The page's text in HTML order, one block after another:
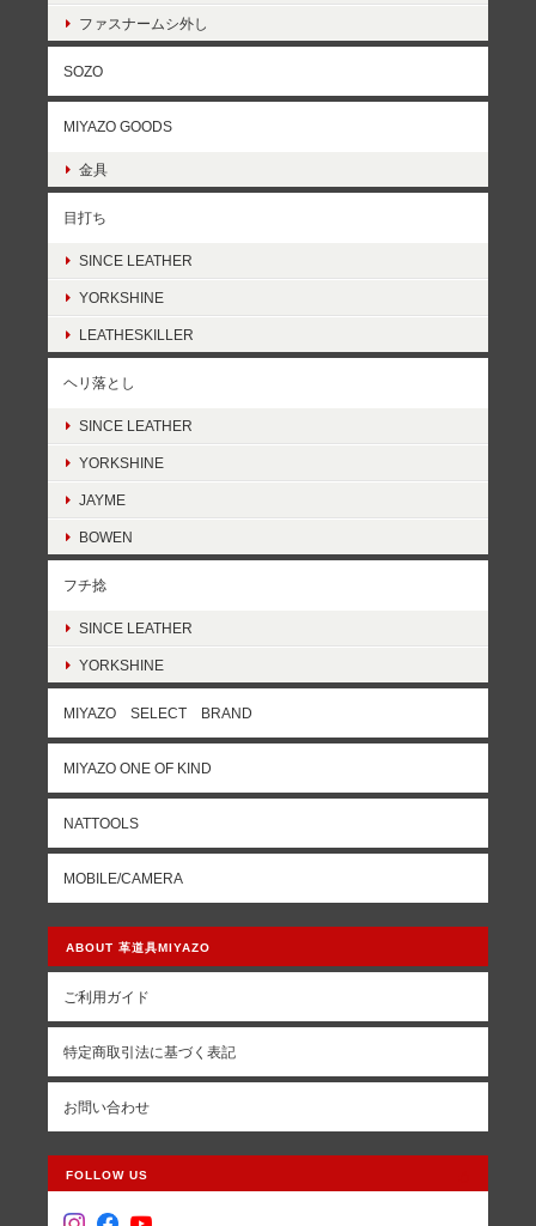
ファスナームシ外し
SOZO
MIYAZO GOODS
金具
目打ち
SINCE LEATHER
YORKSHINE
LEATHESKILLER
ヘリ落とし
SINCE LEATHER
YORKSHINE
JAYME
BOWEN
フチ捻
SINCE LEATHER
YORKSHINE
MIYAZO SELECT BRAND
MIYAZO ONE OF KIND
NATTOOLS
MOBILE/CAMERA
ABOUT 革道具MIYAZO
ご利用ガイド
特定商取引法に基づく表記
お問い合わせ
FOLLOW US